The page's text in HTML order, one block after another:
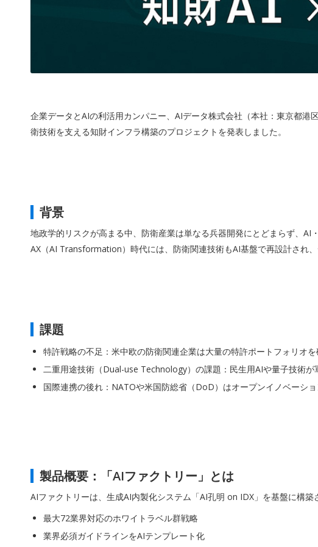
企業データとAIの利活用カンパニー、AIデータ株式会社（本社：東京都
衛技術を支える知財インフラ構築のプロジェクトを発表しました。
背景
地政学的リスクが高まる中、防衛産業は単なる兵器開発にとどまらず、AI
AX（AI Transformation）時代には、防衛関連技術もAI基盤で再設計され
課題
特許戦略の不足：米中欧の防衛関連企業は大量の特許ポートフォリオ
二重用途技術（Dual-use Technology）の課題：民生用AIや量子技術が
国際連携の後れ：NATOや米国防総省（DoD）はオープンイノベーシ
製品概要：「AIファクトリー」とは
AIファクトリーは、生成AI内製化システム「AI孔明 on IDX」を基盤に構築
最大72業界対応のホワイトラベル群戦略
業界必須ガイドラインをAIテンプレート化